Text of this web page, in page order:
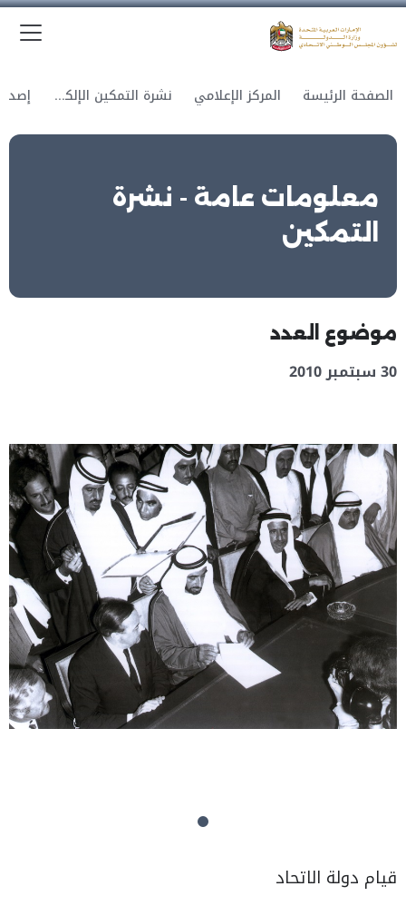
الصفحة الرئيسة المركز الإعلامي نشرة التمكين الإلكترونية
معلومات عامة - نشرة
التمكين
موضوع العدد
30 سبتمبر 2010
قيام دولة الاتحاد